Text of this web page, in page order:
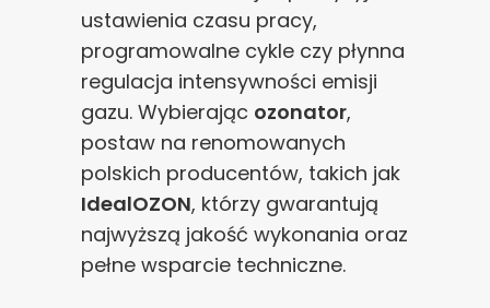
ustawienia czasu pracy,
programowalne cykle czy płynna
regulacja intensywności emisji
gazu. Wybierając ozonator,
postaw na renomowanych
polskich producentów, takich jak
IdealOZON, którzy gwarantują
najwyższą jakość wykonania oraz
pełne wsparcie techniczne.